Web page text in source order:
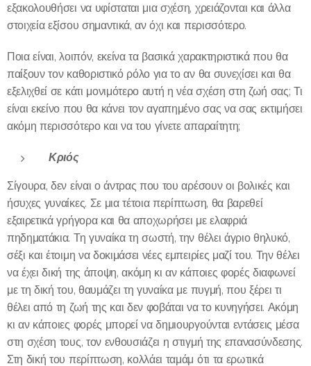
εξακολουθήσει να υφίσταται μια σχέση, χρειάζονται και άλλα
στοιχεία εξίσου σημαντικά, αν όχι και περισσότερο.
Ποια είναι, λοιπόν, εκείνα τα βασικά χαρακτηριστικά που θα
παίξουν τον καθοριστικό ρόλο για το αν θα συνεχίσει και θα
εξελιχθεί σε κάτι μονιμότερο αυτή η νέα σχέση στη ζωή σας; Τι
είναι εκείνο που θα κάνει τον αγαπημένο σας να σας εκτιμήσει
ακόμη περισσότερο και να του γίνετε απαραίτητη;
Κριός
Σίγουρα, δεν είναι ο άντρας που του αρέσουν οι βολικές και
ήσυχες γυναίκες. Σε μια τέτοια περίπτωση, θα βαρεθεί
εξαιρετικά γρήγορα και θα αποχωρήσει με ελαφριά
πηδηματάκια. Τη γυναίκα τη σωστή, την θέλει άγριο θηλυκό,
σέξι και έτοιμη να δοκιμάσει νέες εμπειρίες μαζί του. Την θέλει
να έχει δική της άποψη, ακόμη κι αν κάποιες φορές διαφωνεί
με τη δική του, θαυμάζει τη γυναίκα με πυγμή, που ξέρει τι
θέλει από τη ζωή της και δεν φοβάται να το κυνηγήσει. Ακόμη
κι αν κάποιες φορές μπορεί να δημιουργούνται εντάσεις μέσα
στη σχέση τους, τον ενθουσιάζει η στιγμή της επανασύνδεσης.
Στη δική του περίπτωση, κολλάει ταμάμ ότι τα ερωτικά